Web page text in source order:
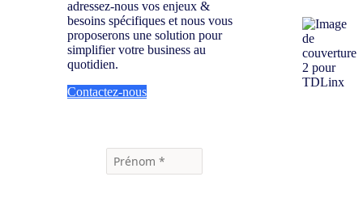
adressez-nous vos enjeux &
besoins spécifiques et nous vous
proposerons une solution pour
simplifier votre business au
quotidien.
Contactez-nous